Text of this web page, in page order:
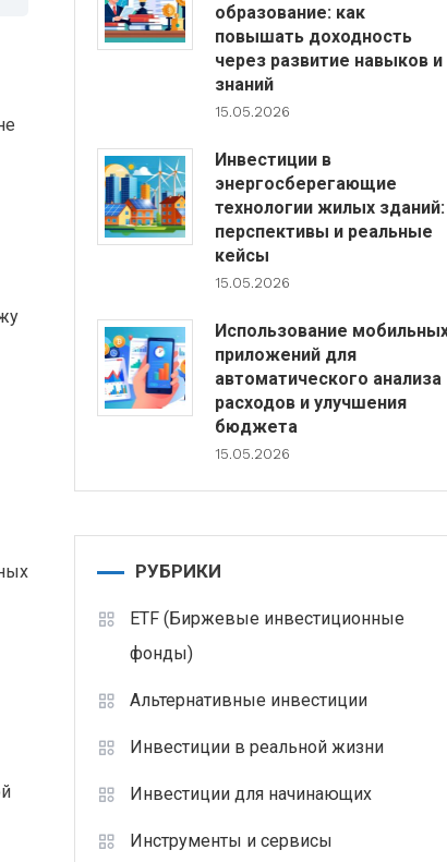
образование: как
повышать доходность
через развитие навыков и
знаний
15.05.2026
Инвестиции в
энергосберегающие
технологии жилых зданий:
перспективы и реальные
кейсы
15.05.2026
Использование
приложений для
автоматического анализа
расходов и улучшения
бюджета
15.05.2026
РУБРИКИ
ETF (Биржевые инвестиционные
фонды)
Альтернативные инвестиции
Инвестиции в реальной жизни
Инвестиции для начинающих
Инструменты и сервисы